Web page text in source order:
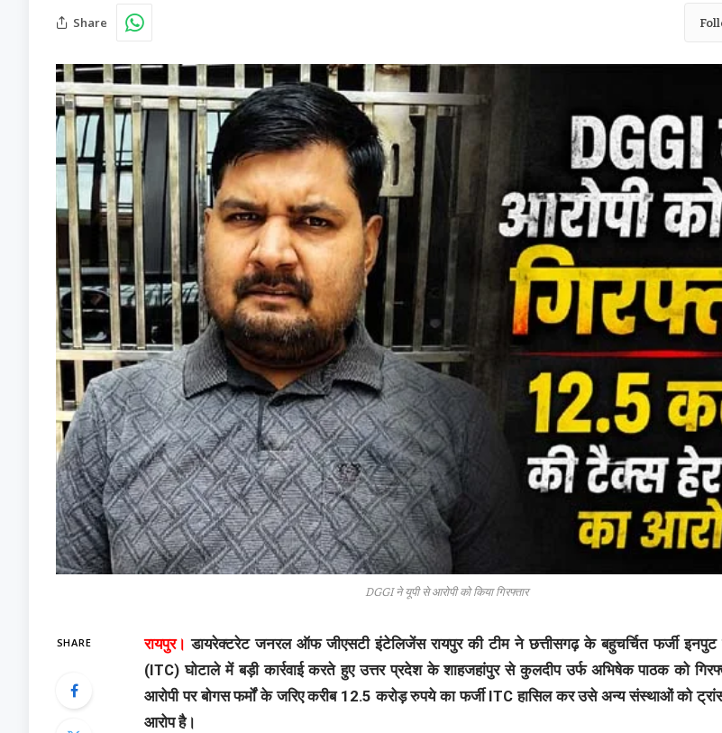
Share
DGGI ने यूपी से आरोपी को किया गिरफ्तार
SHARE रायपुर। डायरेक्टरेट जनरल ऑफ जीएसटी इंटेलिजेंस रायपुर की टीम ने छत्तीसगढ़ के बहुचर्चित फर्जी
(ITC) घोटाले में बड़ी कार्रवाई करते हुए उत्तर प्रदेश के शाहजहांपुर से कुलदीप उर्फ अभिषेक पाठक को
आरोपी पर बोगस फर्मों के जरिए करीब 12.5 करोड़ रुपये का फर्जी ITC हासिल कर उसे अन्य संस्थाओं को
आरोप है।